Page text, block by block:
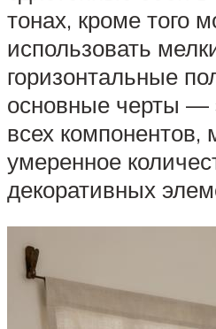
тонах, кроме того
использовать
горизонтальные
основные черты —
всех компонентов,
умеренное
декоративных